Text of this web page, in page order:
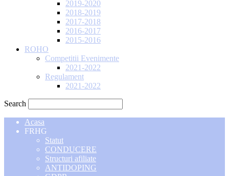
2019-2020
2018-2019
2017-2018
2016-2017
2015-2016
ROHO
Competitii Evenimente
2021-2022
Regulament
2021-2022
Search
Acasa
FRHG
Statut
CONDUCERE
Structuri afiliate
ANTIDOPING